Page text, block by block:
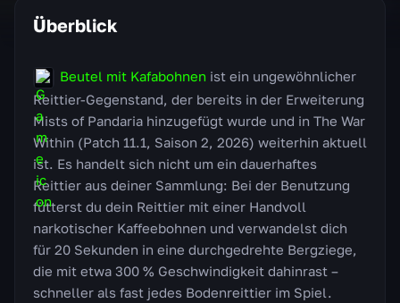
Überblick
Beutel mit Kafabohnen ist ein ungewöhnlicher
Reittier-Gegenstand, der bereits in der Erweiterung
Mists of Pandaria hinzugefügt wurde und in The War
Within (Patch 11.1, Saison 2, 2026) weiterhin aktuell
ist. Es handelt sich nicht um ein dauerhaftes
Reittier aus deiner Sammlung: Bei der Benutzung
fütterst du dein Reittier mit einer Handvoll
narkotischer Kaffeebohnen und verwandelst dich
für 20 Sekunden in eine durchgedrehte Bergziege,
die mit etwa 300 % Geschwindigkeit dahinrast –
schneller als fast jedes Bodenreittier im Spiel.